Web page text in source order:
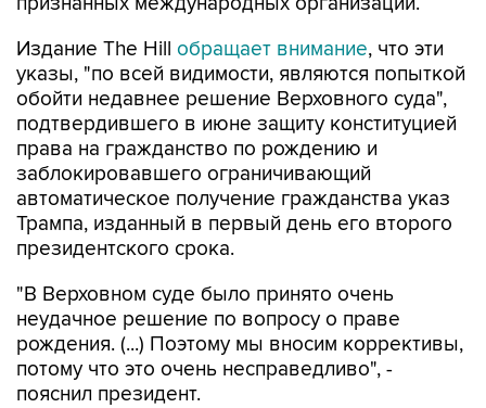
Издание The Hill обращает внимание, что эти
указы, "по всей видимости, являются попыткой
обойти недавнее решение Верховного суда",
подтвердившего в июне защиту конституцией
права на гражданство по рождению и
заблокировавшего ограничивающий
автоматическое получение гражданства указ
Трампа, изданный в первый день его второго
президентского срока.
"В Верховном суде было принято очень
неудачное решение по вопросу о праве
рождения. (...) Поэтому мы вносим коррективы,
потому что это очень несправедливо", -
пояснил президент.